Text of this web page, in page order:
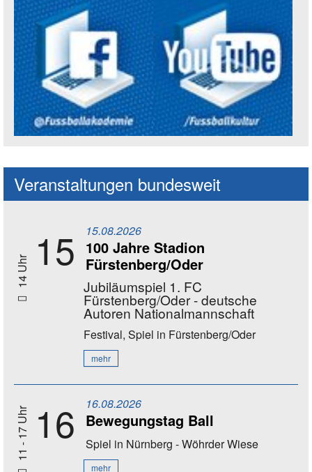
Veranstaltungen bundesweit
14 Uhr 15 15.08.2026
100 Jahre Stadion
Fürstenberg/Oder
Jubiläumspiel 1. FC
Fürstenberg/Oder - deutsche
Autoren Nationalmannschaft
Festival, Spiel in Fürstenberg/Oder
mehr
11 - 17 Uhr 16 16.08.2026
Bewegungstag Ball
Spiel in Nürnberg - Wöhrder Wiese
mehr